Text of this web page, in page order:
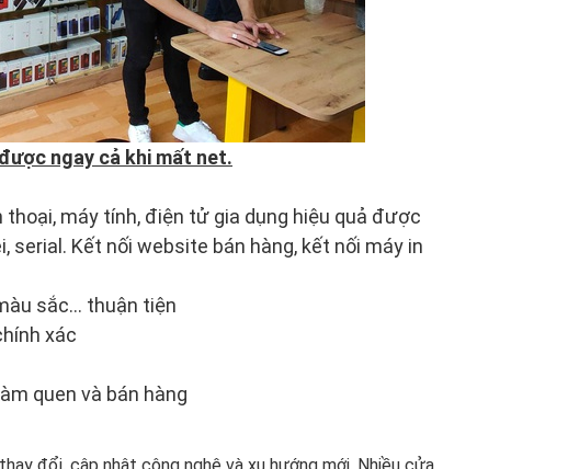
ngay cả khi mất net.
máy tính, điện tử gia dụng hiệu quả được
Kết nối website bán hàng, kết nối máy in
sắc… thuận tiện
xác
quen và bán hàng